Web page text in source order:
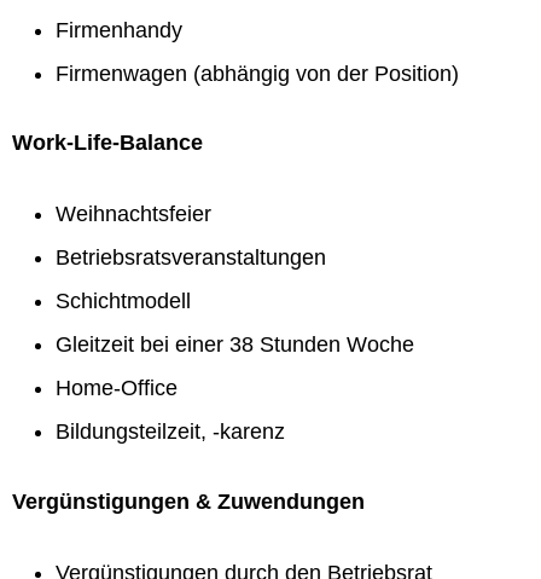
Firmenhandy
Firmenwagen (abhängig von der Position)
Work-Life-Balance
Weihnachtsfeier
Betriebsratsveranstaltungen
Schichtmodell
Gleitzeit bei einer 38 Stunden Woche
Home-Office
Bildungsteilzeit, -karenz
Vergünstigungen & Zuwendungen
Vergünstigungen durch den Betriebsrat